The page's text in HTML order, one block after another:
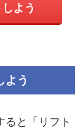
よう
よう
ると「リフト